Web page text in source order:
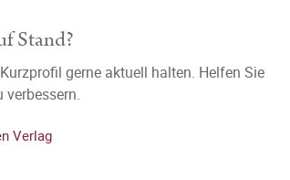
Stand?
gerne aktuell halten. Helfen Sie
verbessern.
Verlag